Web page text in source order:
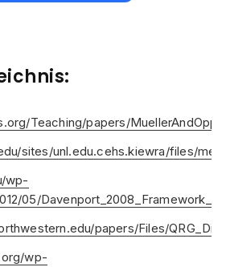
Teaching/papers/
sites/unl.edu.cehs.kiewra/files/
wp-
05/
papers/Files/
wp-